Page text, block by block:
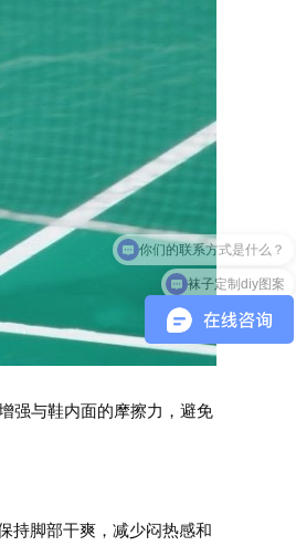
强与鞋内面的摩擦力，避免
持脚部干爽，减少闷热感和
袜子定制diy图案